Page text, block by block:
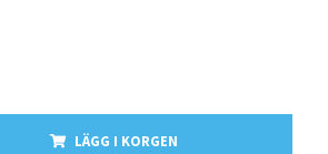
LÄGG I KORGEN